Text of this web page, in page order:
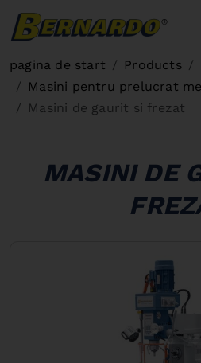
pagina de start Products
Masini pentru prelucrat
Masini de gaurit si frezat
MASINI DE